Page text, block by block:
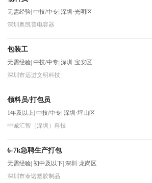
无需经验 中技/中专 深圳·光明区
深圳奥凯普电容器
包装工
无需经验 中技/中专 深圳·宝安区
深圳市远进文明科技
领料员/打包员
1年及以上 中技/中专 深圳·坪山区
中诚汇智（深圳）科技
6-7k急聘生产打包
无需经验 初中及以下 深圳·龙岗区
深圳市泰诺塑胶制品